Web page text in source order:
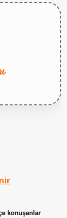
konuşanlar